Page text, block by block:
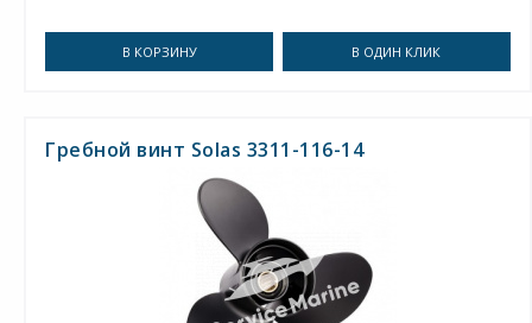
В КОРЗИНУ В ОДИН КЛИК
Гребной винт Solas 3311-116-14